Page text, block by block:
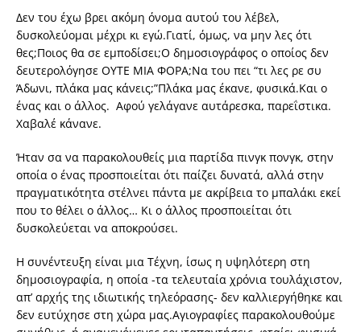
Δεν του έχω βρει ακόμη όνομα αυτού του λέβελ,
δυσκολεύομαι μέχρι κι εγώ.Γιατί, όμως, να μην λες ότι
θες;Ποιος θα σε εμποδίσει;Ο δημοσιογράφος ο οποίος δεν
δευτερολόγησε ΟΥΤΕ ΜΙΑ ΦΟΡΑ;Να του πει “τι λες ρε συ
Άδωνι, πλάκα μας κάνεις;”Πλάκα μας έκανε, φυσικά.Και ο
ένας και ο άλλος. Αφού γελάγανε αυτάρεσκα, παρεΐστικα.
Χαβαλέ κάνανε.
Ήταν σα να παρακολουθείς μια παρτίδα πινγκ πονγκ, στην
οποία ο ένας προσποιείται ότι παίζει δυνατά, αλλά στην
πραγματικότητα στέλνει πάντα με ακρίβεια το μπαλάκι εκεί
που το θέλει ο άλλος… Κι ο άλλος προσποιείται ότι
δυσκολεύεται να αποκρούσει.
Η συνέντευξη είναι μια Τέχνη, ίσως η υψηλότερη στη
δημοσιογραφία, η οποία -τα τελευταία χρόνια τουλάχιστον,
απ’ αρχής της ιδιωτικής τηλεόρασης- δεν καλλιεργήθηκε και
δεν ευτύχησε στη χώρα μας.Αγιογραφίες παρακολουθούμε